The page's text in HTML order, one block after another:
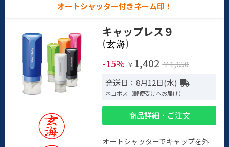
オートシャッター付きネーム印！
キャップレス９
(
)
-15% ￥ 1,402 ￥1,650
発送日：8月12日(水)
ネコポス（郵便受けへお届け）
商品詳細・ご注文
オートシャッターでキャップを外